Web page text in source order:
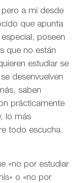
a mi desde
que apunta
poseen
que no están
estudiar se
desenvuelven
saben
prácticamente
lo más
todo escucha.
«no por estudiar
o «no por